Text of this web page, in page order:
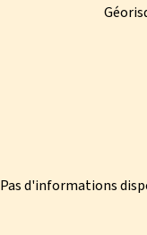
Pas d'informations